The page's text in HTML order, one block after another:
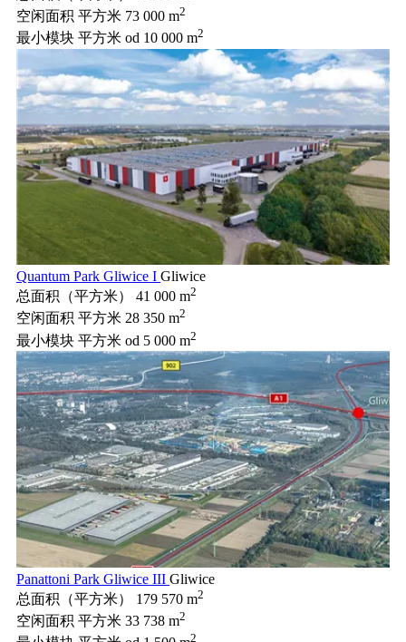
空闲面积 平方米 73 000 m2
最小模块 平方米 od 10 000 m2
Quantum Park Gliwice I Gliwice
总面积（平方米）
41 000 m2
空闲面积 平方米 28 350 m2
最小模块 平方米 od 5 000 m2
Panattoni Park Gliwice III Gliwice
总面积（平方米）
179 570 m2
空闲面积 平方米 33 738 m2
2